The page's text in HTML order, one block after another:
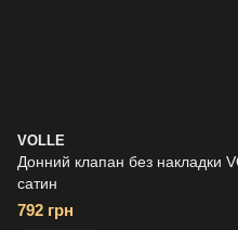
VOLLE
Донний клапан без накладки
сатин
792 грн